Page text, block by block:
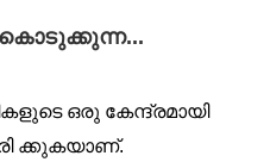
ഒരു കേന്ദ്രമായി
ക്കുകയാണ്.